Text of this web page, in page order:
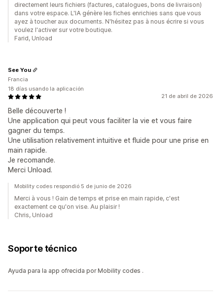
directement leurs fichiers (factures, catalogues, bons de livraison)
dans votre espace. L'IA génère les fiches enrichies sans que vous
ayez à toucher aux documents. N'hésitez pas à nous écrire si vous
voulez l'activer sur votre boutique.
Farid, Unload
21 de abril de 2026
Belle découverte !
Une application qui peut vous faciliter la vie et vous faire
gagner du temps.
Une utilisation relativement intuitive et fluide pour une prise en
main rapide.
Je recomande.
Merci Unload.
See You
Francia
18 días usando la aplicación
Mobility codes respondió 5 de junio de 2026
Merci à vous ! Gain de temps et prise en main rapide, c'est
exactement ce qu'on vise. Au plaisir !
Chris, Unload
Soporte técnico
Ayuda para la app ofrecida por Mobility codes .